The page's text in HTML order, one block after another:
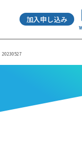
ーション
加入申し込み
20230527